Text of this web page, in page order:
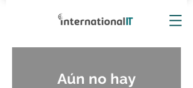
Aún no hay